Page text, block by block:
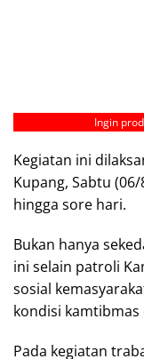
Ingin
Kegiatan ini
Kupang, Sabtu
hingga sore hari.
Bukan hanya
ini selain patroli
sosial
kondisi kamtibmas
Pada kegiatan